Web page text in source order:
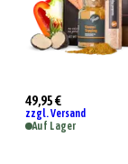
49,95 €
zzgl. Versand
Auf Lager